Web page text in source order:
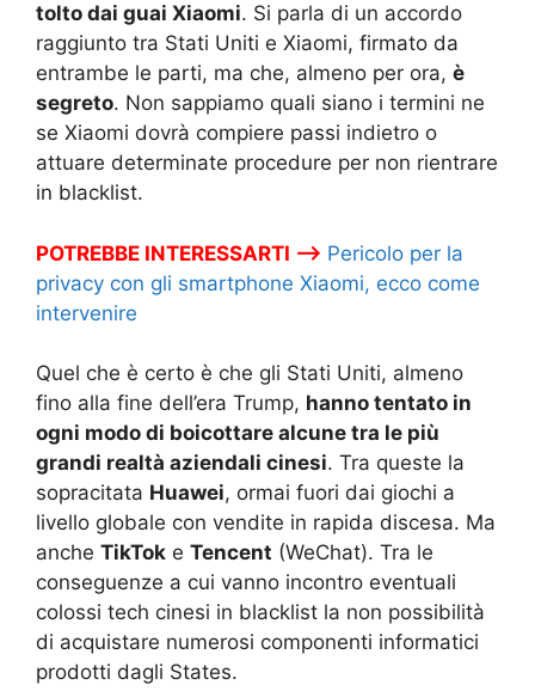
tolto dai guai Xiaomi. Si parla di un accordo
raggiunto tra Stati Uniti e Xiaomi, firmato da
entrambe le parti, ma che, almeno per ora, è
segreto. Non sappiamo quali siano i termini ne
se Xiaomi dovrà compiere passi indietro o
attuare determinate procedure per non rientrare
in blacklist.
POTREBBE INTERESSARTI –> Pericolo per la
privacy con gli smartphone Xiaomi, ecco come
intervenire
Quel che è certo è che gli Stati Uniti, almeno
fino alla fine dell’era Trump, hanno tentato in
ogni modo di boicottare alcune tra le più
grandi realtà aziendali cinesi. Tra queste la
sopracitata Huawei, ormai fuori dai giochi a
livello globale con vendite in rapida discesa. Ma
anche TikTok e Tencent (WeChat). Tra le
conseguenze a cui vanno incontro eventuali
colossi tech cinesi in blacklist la non possibilità
di acquistare numerosi componenti informatici
prodotti dagli States.